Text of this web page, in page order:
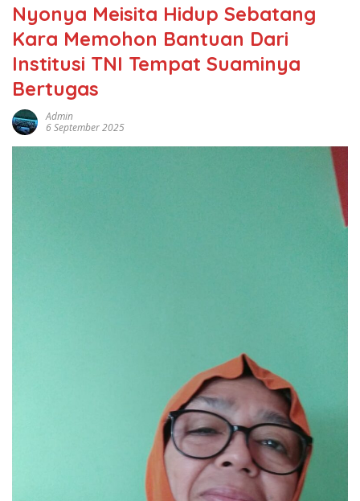
Nyonya Meisita Hidup Sebatang
Kara Memohon Bantuan Dari
Institusi TNI Tempat Suaminya
Bertugas
Admin
6 September 2025